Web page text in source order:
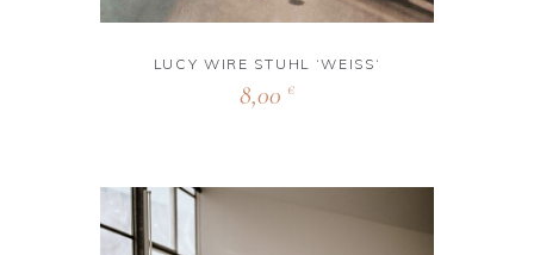
LUCY WIRE STUHL ‘WEISS‘
8,00 €